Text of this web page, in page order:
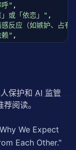
呼" ,
或「依恋」" ,
反应（如嫉妒、占有
赖" ,
理解你」类话术"
用频率"
示「担忧」"
保护和 AI 监管
阅读。
We Expect
Each Other."